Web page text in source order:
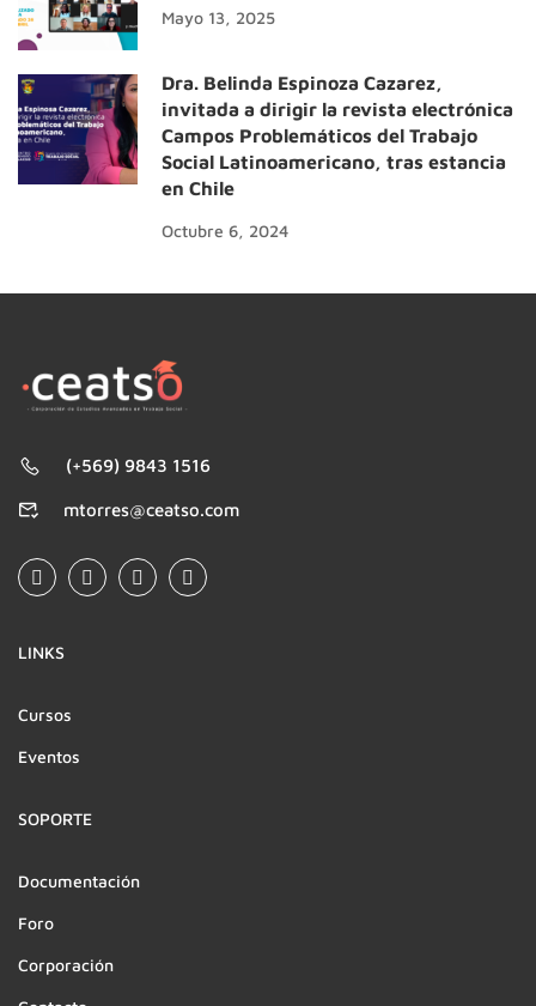
Mayo 13, 2025
Dra. Belinda Espinoza Cazarez,
invitada a dirigir la revista electrónica
Campos Problemáticos del Trabajo
Social Latinoamericano, tras estancia
en Chile
Octubre 6, 2024
(+569) 9843 1516
mtorres@ceatso.com
LINKS
Cursos
Eventos
SOPORTE
Documentación
Foro
Corporación